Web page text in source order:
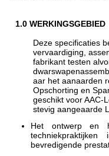
1.0 WERKINGSGEBIED
Deze specificaties
vervaardiging,
fabrikant testen
aar het aanaarden
Opschorting en
geschikt voor AAC-
stevig aangeaarde
Het ontwerp en
bevredigende